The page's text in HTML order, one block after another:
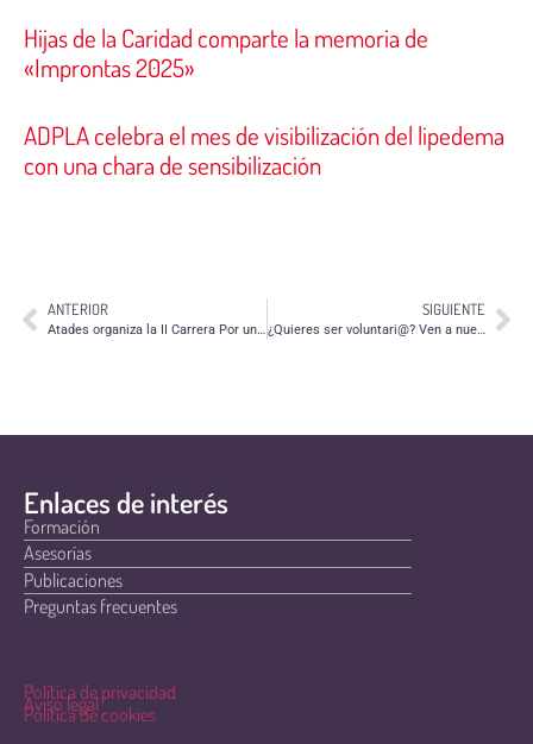
Hijas de la Caridad comparte la memoria de
«Improntas 2025»
ADPLA celebra el mes de visibilización del lipedema
con una chara de sensibilización
ANTERIOR
Atades organiza la II Carrera Por un nuevo cole el próximo 10 de abril
SIGUIENTE
¿Quieres ser voluntari@? Ven a nuestras sesiones informativas
Enlaces de interés
Formación
Asesorías
Publicaciones
Preguntas frecuentes
Política de privacidad
Aviso legal
Política de cookies